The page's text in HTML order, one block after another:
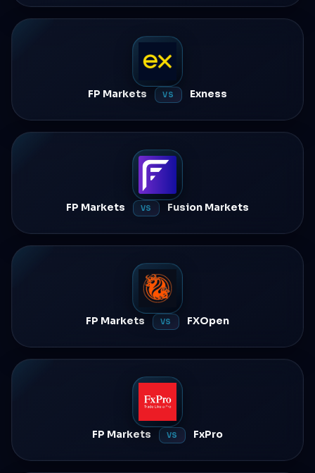
FP Markets VS Exness
FP Markets VS Fusion Markets
FP Markets VS FXOpen
FP Markets VS FxPro